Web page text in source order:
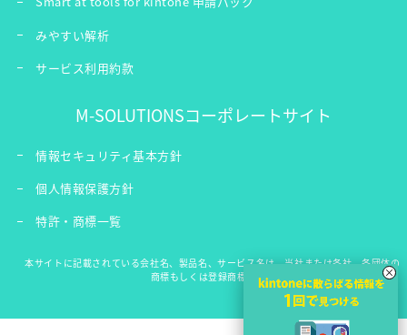
みやすい解析
サービス利用約款
M-SOLUTIONSコーポレートサイト
情報セキュリティ基本方針
個人情報保護方針
特許・商標一覧
本サイトに記載されている会社名、製品名、サービス名は、当社または各社、各団体の
商標もしくは登録商標です。
×